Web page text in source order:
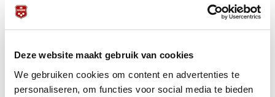
Deze website maakt gebruik van cookies
We gebruiken cookies om content en advertenties te
personaliseren, om functies voor social media te bieden
Cavero NK 8 ball (voorronde)
13 december 2025 13 december 2025